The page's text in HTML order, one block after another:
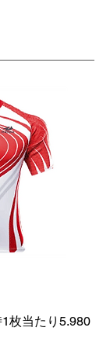
枚当たり5.980